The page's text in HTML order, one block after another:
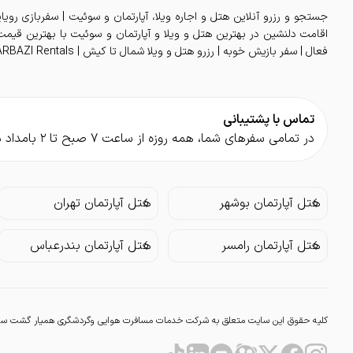
جستجو و رزرو آنلاین هتل و اجاره ویلا، آپارتمان و سوئیت | سفربازی
فعال | سفر بازیش خوبه | رزرو هتل و ویلا شمال تا کیش | SAFARBAZI Rentals
تماس با پشتیبانی
در تمامی سفر‌های شما، همه روزه از ساعت ۷ صبح تا ۲ بامداد در کنار شما هستیم.
هتل آپارتمان بوشهر هتل آپارتمان تهران
هتل آپارتمان رامسر هتل آپارتمان بندرعباس
کلیه حقوق این سایت متعلق به شرکت خدمات مسافرت هوایی وگردشگری همیار گشت